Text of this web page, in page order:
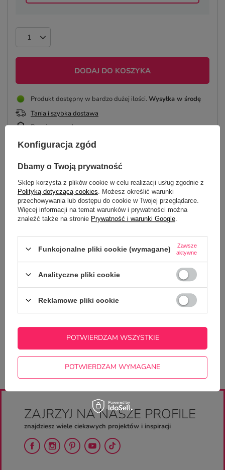
DODAJ DO KOSZYKA
Produkt dostępny w bardzo dużej ilości Wysyłka w środę
Tania i szybka dostawa
Bezpieczne zakupy
SZCZEGÓŁOWE DANE
GŁÓWNE PARAMETRY
OPINIE (0)
Potrzebujesz pomocy? Masz pytania?
Zadaj pytanie a my odpowiemy
niezwłocznie, najciekawsze pytania i
odpowiedzi publikując dla innych.
ZADAJ PYTANIE
ZAJRZYJ NA NASZE PROFILE
znajdziesz wiele ciekawych projektów i inspiracji
Konfiguracja zgód
Dbamy o Twoją prywatność
Sklep korzysta z plików cookie w celu realizacji usług zgodnie z
Polityką dotyczącą cookies . Możesz określić warunki
przechowywania lub dostępu do cookie w Twojej przeglądarce.
Więcej informacji na temat warunków i prywatności można
znaleźć także na stronie Prywatność i warunki Google
Funkcjonalne pliki cookie (wymagane)
Zawsze
aktywne
Analityczne pliki cookie
Reklamowe pliki cookie
POTWIERDZAM WYMAGANE
POTWIERDZAM WSZYSTKIE